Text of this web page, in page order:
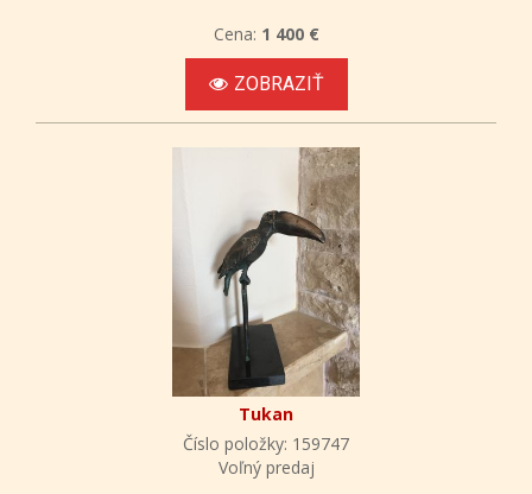
Cena: 1 400 €
ZOBRAZIŤ
Tukan
Číslo položky: 159747
Voľný predaj